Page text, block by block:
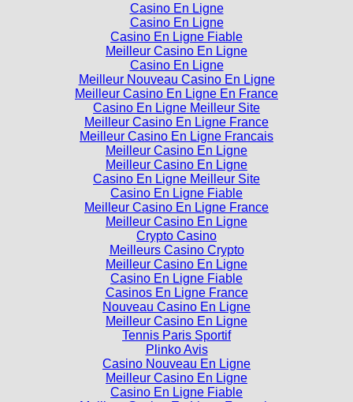
Casino En Ligne
Casino En Ligne
Casino En Ligne Fiable
Meilleur Casino En Ligne
Casino En Ligne
Meilleur Nouveau Casino En Ligne
Meilleur Casino En Ligne En France
Casino En Ligne Meilleur Site
Meilleur Casino En Ligne France
Meilleur Casino En Ligne Francais
Meilleur Casino En Ligne
Meilleur Casino En Ligne
Casino En Ligne Meilleur Site
Casino En Ligne Fiable
Meilleur Casino En Ligne France
Meilleur Casino En Ligne
Crypto Casino
Meilleurs Casino Crypto
Meilleur Casino En Ligne
Casino En Ligne Fiable
Casinos En Ligne France
Nouveau Casino En Ligne
Meilleur Casino En Ligne
Tennis Paris Sportif
Plinko Avis
Casino Nouveau En Ligne
Meilleur Casino En Ligne
Casino En Ligne Fiable